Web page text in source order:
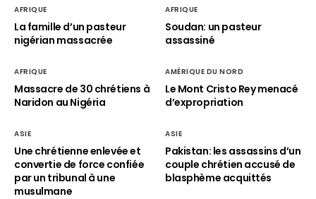
AFRIQUE
La famille d’un pasteur
nigérian massacrée
AFRIQUE
Soudan: un pasteur
assassiné
AFRIQUE
Massacre de 30 chrétiens à
Naridon au Nigéria
AMÉRIQUE DU NORD
Le Mont Cristo Rey menacé
d’expropriation
ASIE
Une chrétienne enlevée et
convertie de force confiée
par un tribunal à une
musulmane
ASIE
Pakistan: les assassins d’un
couple chrétien accusé de
blasphème acquittés